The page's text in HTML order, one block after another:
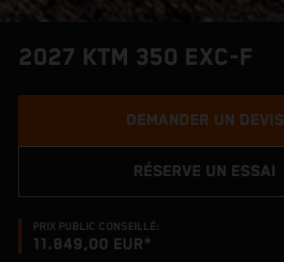
2027 KTM 350 EXC-F
PRIX PUBLIC CONSEILLÉ:
11.849,00 EUR*
DEMANDER UN DEVIS
RÉSERVE UN ESSAI